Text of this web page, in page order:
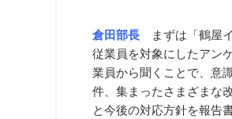
倉田部長 まずは「鶴屋
従業員を対象にしたアン
業員から聞くことで、意
件、集まったさまざまな
と今後の対応方針を報告